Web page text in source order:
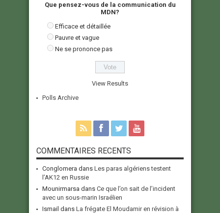
Que pensez-vous de la communication du
MDN?
Efficace et détaillée
Pauvre et vague
Ne se prononce pas
View Results
Polls Archive
COMMENTAIRES RECENTS
Conglomera dans Les paras algériens testent
l’AK12 en Russie
Mounirmarsa dans Ce que l’on sait de l’incident
avec un sous-marin Israélien
Ismail dans La frégate El Moudamir en révision à